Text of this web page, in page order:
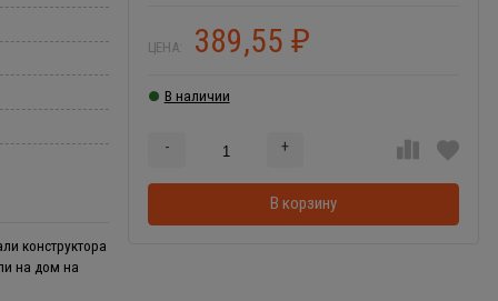
ЦЕНА: 389,55₽
В наличии
- +
В корзину
конструктора
на дом на